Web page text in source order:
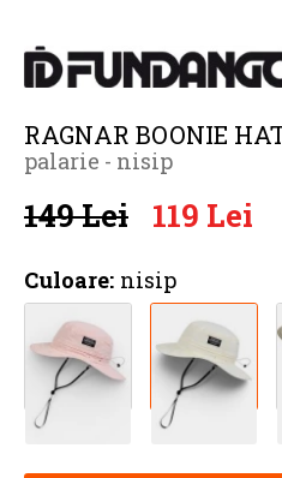
RAGNAR BOONIE
palarie - nisip
149 Lei 119 Lei
Culoare: nisip